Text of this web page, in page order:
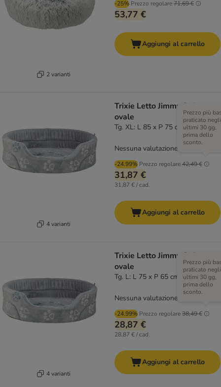
2 varianti
-25% Prezzo regolare71,69 €
53,77 €
Aggiungi al carrello
4 varianti
Trixie Letto Jimmy Soft,
ovale
Tg. XL: L 85 x P 75 cm
-24.99% Prezzo regolare42,49 €
Prezzo più
praticato negli
ultimi 30 gg,
prima dello
sconto.
31,87 €
31,87 € / cad.
Nessuna valutazione
Aggiungi al carrello
4 varianti
Trixie Letto Jimmy Soft,
ovale
Tg. L: L 75 x P 65 cm
-24.99% Prezzo regolare38,49 €
Prezzo più
praticato negli
ultimi 30 gg,
prima dello
sconto.
28,87 €
28,87 € / cad.
Nessuna valutazione
Aggiungi al carrello